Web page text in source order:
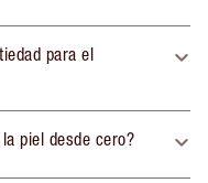
para el
piel desde cero?